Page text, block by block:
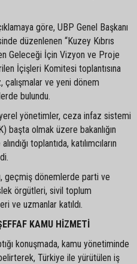
göre, UBP Genel Başkanı
düzenlenen “Kuzey Kıbrıs
Geleceği İçin Vizyon ve Proje
İçişleri Komitesi toplantısına
çalışmalar ve yeni dönem
bulundu.
yönetimler, ceza infaz sistemi
başta olmak üzere bakanlığın
toplantıda, katılımcıların
geçmiş dönemlerde parti ve
örgütleri, sivil toplum
ve uzmanlar katıldı.
KAMU HİZMETİ
konuşmada, kamu yönetiminde
Türkiye ile yürütülen iş